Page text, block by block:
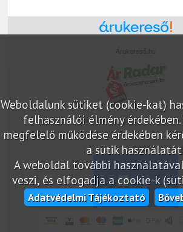
Weboldalunk sütiket (cookie-kat)
felhasználói élmény
megfelelő működése érdekében
a sütik
A weboldal további
veszi, és elfogadja a cookie-k
Adatvédelmi Tájékoztató